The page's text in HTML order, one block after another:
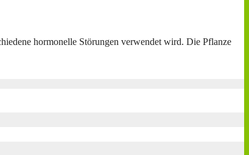
hormonelle Störungen verwendet wird. Die Pflanze